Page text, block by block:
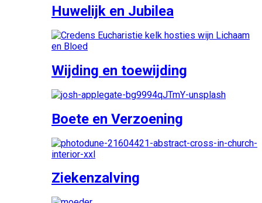
Huwelijk en Jubilea
Wijding en toewijding
Boete en Verzoening
Ziekenzalving